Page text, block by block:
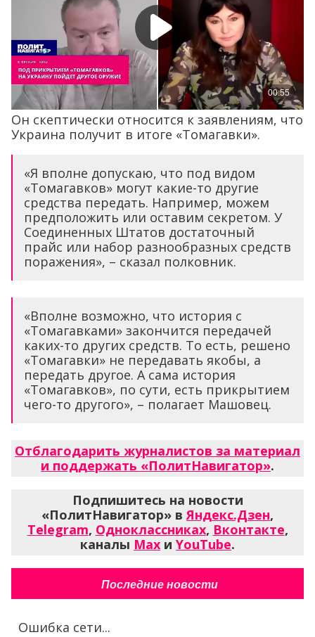
Он скептически относится к заявлениям, что
Украина получит в итоге «Томагавки».
«Я вполне допускаю, что под видом
«Томагавков» могут какие-то другие
средства передать. Например, можем
предположить или оставим секретом. У
Соединенных Штатов достаточный
прайс или набор разнообразных средств
поражения», – сказал полковник.
«Вполне возможно, что история с
«Томагавками» закончится передачей
каких-то других средств. То есть, решено
«Томагавки» не передавать якобы, а
передать другое. А сама история
«Томагавков», по сути, есть прикрытием
чего-то другого», – полагает Машовец.
Отблагодарить журналистов за материал
и поддержать «ПолитНавигатор».
Подпишитесь на новости
«ПолитНавигатор» вЯндекс.Дзен,
Telegram, Одноклассниках, Вконтакте,
каналы Max и YouTube.
Последние новости
Ошибка сети...